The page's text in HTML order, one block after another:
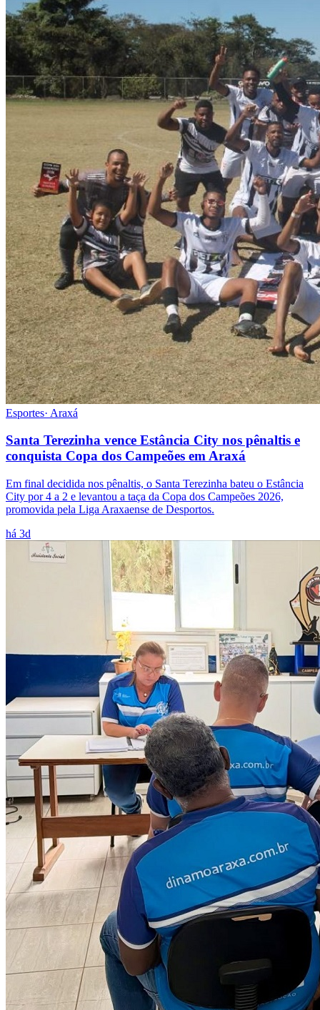
Esportes· Araxá
Santa Terezinha vence Estância City nos pênaltis e
conquista Copa dos Campeões em Araxá
Em final decidida nos pênaltis, o Santa Terezinha bateu o Estância
City por 4 a 2 e levantou a taça da Copa dos Campeões 2026,
promovida pela Liga Araxaense de Desportos.
há 3d